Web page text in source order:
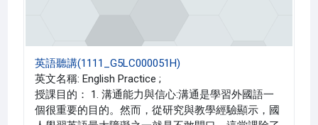
英語聽講(1111_G5LC000051H)
英文名稱: English Practice ;
授課目的： 1. 溝通能力與信心:溝通是學習外國語一
個很重要的目的。然而，從研究與教學經驗顯示，國